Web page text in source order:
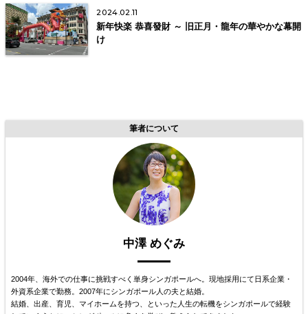
2024.02.11
新年快楽 恭喜發財 ～ 旧正月・龍年の華やかな幕開
け
筆者について
中澤 めぐみ
2004年、海外での仕事に挑戦すべく単身シンガポールへ。現地採用にて日系企業・
外資系企業で勤務。2007年にシンガポール人の夫と結婚。
結婚、出産、育児、マイホームを持つ、といった人生の転機をシンガポールで経験